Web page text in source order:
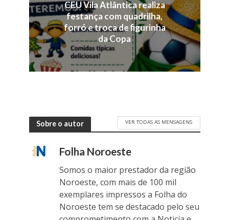
CEU Vila Atlântica realiza
festança com quadrilha,
forró e troca de figurinha
da Copa
Sobre o autor VER TODAS AS MENSAGENS
Folha Noroeste
Somos o maior prestador da região
Noroeste, com mais de 100 mil
exemplares impressos a Folha do
Noroeste tem se destacado pelo seu